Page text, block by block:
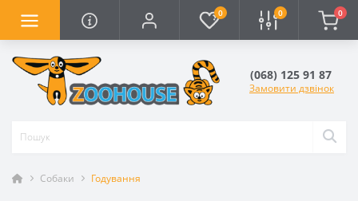
0 0 0
(068) 125 91 87
Замовити дзвінок
Собаки Годування